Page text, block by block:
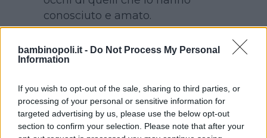
bambinopoli.it - Do Not Process My Personal
Information
If you wish to opt-out of the sale, sharing to third parties, or
processing of your personal or sensitive information for
targeted advertising by us, please use the below opt-out
section to confirm your selection. Please note that after your
conosciuto e amato.
Se dei primi tre abbiamo